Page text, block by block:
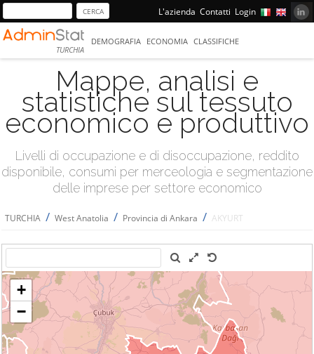
L'azienda Contatti Login
TURCHIA
DEMOGRAFIA ECONOMIA CLASSIFICHE
Mappe, analisi e
statistiche sul tessuto
economico e produttivo
Livelli di occupazione e di disoccupazione, reddito
disponibile, consumi per merceologia e segmentazione
delle imprese per settore economico
TURCHIA / West Anatolia / Provincia di Ankara / AKYURT